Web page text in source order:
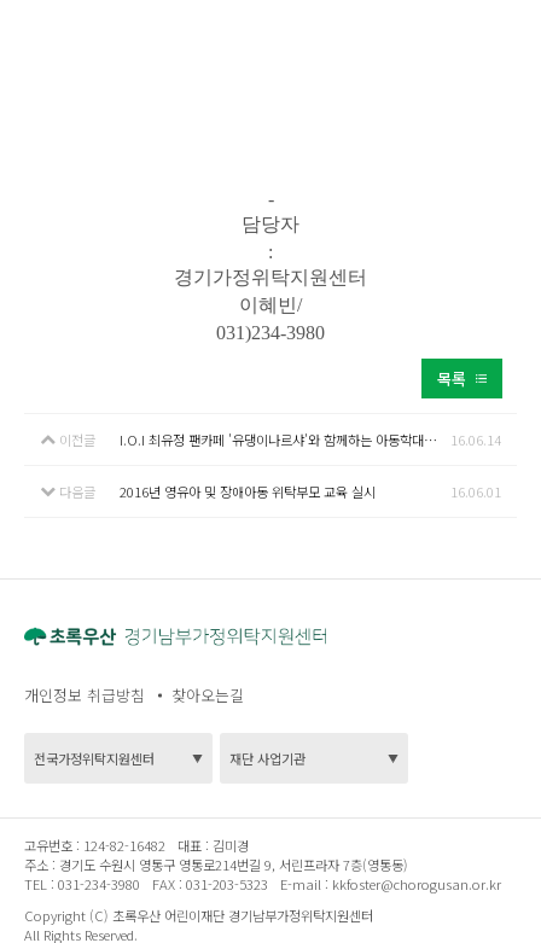
-
담당자
:
경기가정위탁지원센터
이혜빈 /
031)234-3980
목록
이전글 I.O.I 최유정 팬카페 '유댕이나르샤'와 함께하는 아동학대예방 및 가정위탁홍보 캠페인 16.06.14
다음글 2016년 영유아 및 장애아동 위탁부모 교육 실시 16.06.01
개인정보 취급방침 찾아오는길
고유번호 : 124-82-16482 대표 : 김미경
주소 : 경기도 수원시 영통구 영통로214번길 9, 서린프라자 7층(영통동)
TEL : 031-234-3980 FAX : 031-203-5323 E-mail : kkfoster@chorogusan.or.kr
Copyright (C) 초록우산 어린이재단 경기남부가정위탁지원센터
All Rights Reserved.